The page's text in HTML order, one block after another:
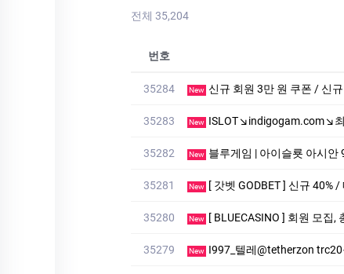
전체 35,204
번호
35284 New 신규 회원 3만 원 쿠폰 / 신
35283 New ISLOT↘indigogam.com↘최
35282 New 블루게­임 | 아이슬룟 아시안
35281 New [ 갓벳 GODBET ] 신규 40%
35280 New [ BLUECASINO ] 회원 모집,
35279 New I997_텔레@tetherzon